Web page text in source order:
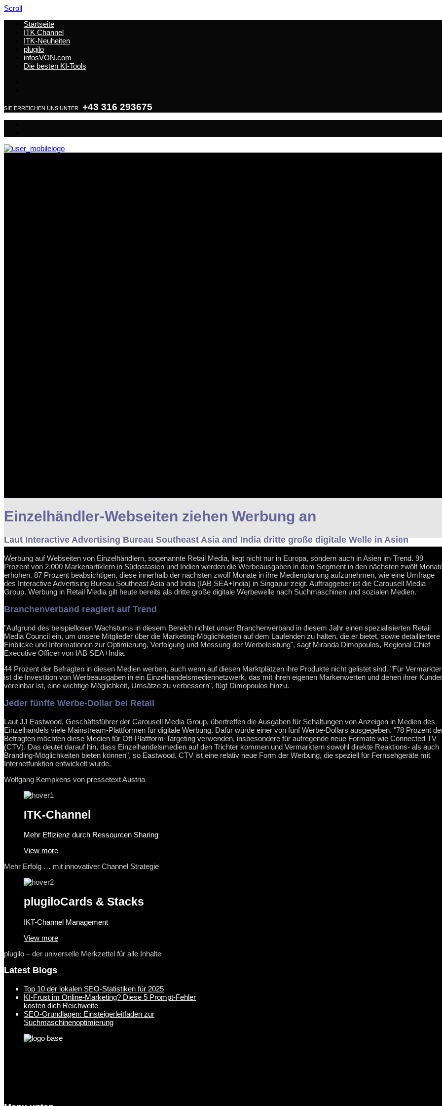
Scroll
Startseite
ITK Channel
ITK-Neuheiten
plugilo
infosVON.com
Die besten KI-Tools
SIE ERREICHEN UNS UNTER +43 316 293675
Einzelhändler-Webseiten ziehen Werbung an
Laut Interactive Advertising Bureau Southeast Asia and India dritte große digitale Welle in Asien
Werbung auf Webseiten von Einzelhändlern, sogenannte Retail Media, liegt nicht nur in Europa, sondern auch in Asien im Trend. 99
Prozent von 2.000 Markenartiklern in Südostasien und Indien werden die Werbeausgaben in dem Segment in den nächsten zwölf
erhöhen. 87 Prozent beabsichtigen, diese innerhalb der nächsten zwölf Monate in ihre Medienplanung aufzunehmen, wie eine Umfrage
des Interactive Advertising Bureau Southeast Asia and India (IAB SEA+India) in Singapur zeigt. Auftraggeber ist die Carousell Media
Group. Werbung in Retail Media gilt heute bereits als dritte große digitale Werbewelle nach Suchmaschinen und sozialen Medien.
Branchenverband reagiert auf Trend
"Aufgrund des beispiellosen Wachstums in diesem Bereich richtet unser Branchenverband in diesem Jahr einen spezialisierten Retail
Media Council ein, um unsere Mitglieder über die Marketing-Möglichkeiten auf dem Laufenden zu halten, die er bietet, sowie detailliertere
Einblicke und Informationen zur Optimierung, Verfolgung und Messung der Werbeleistung", sagt Miranda Dimopoulos, Regional Chief
Executive Officer von IAB SEA+India.
44 Prozent der Befragten in diesen Medien werben, auch wenn auf diesen Marktplätzen ihre Produkte nicht gelistet sind. "Für Vermarkter
ist die Investition von Werbeausgaben in ein Einzelhandelsmediennetzwerk, das mit ihren eigenen Markenwerten und denen ihrer
vereinbar ist, eine wichtige Möglichkeit, Umsätze zu verbessern", fügt Dimopoulos hinzu.
Jeder fünfte Werbe-Dollar bei Retail
Laut JJ Eastwood, Geschäftsführer der Carousell Media Group, übertreffen die Ausgaben für Schaltungen von Anzeigen in Medien des
Einzelhandels viele Mainstream-Plattformen für digitale Werbung. Dafür würde einer von fünf Werbe-Dollars ausgegeben. "78 Prozent
Befragten möchten diese Medien für Off-Plattform-Targeting verwenden, insbesondere für aufregende neue Formate wie Connected TV
(CTV). Das deutet darauf hin, dass Einzelhandelsmedien auf den Trichter kommen und Vermarktern sowohl direkte Reaktions- als auch
Branding-Möglichkeiten bieten können", so Eastwood. CTV ist eine relativ neue Form der Werbung, die speziell für Fernsehgeräte mit
Internetfunktion entwickelt wurde.
Wolfgang Kempkens von pressetext Austria
ITK-Channel
Mehr Effizienz durch Ressourcen Sharing
View more
Mehr Erfolg … mit innovativer Channel Strategie
plugiloCards & Stacks
IKT-Channel Management
View more
plugilo – der universelle Merkzettel für alle Inhalte
Latest Blogs
Top 10 der lokalen SEO-Statistiken für 2025
KI-Frust im Online-Marketing? Diese 5 Prompt-Fehler
kosten dich Reichweite
SEO-Grundlagen: Einsteigerleitfaden zur
Suchmaschinenoptimierung